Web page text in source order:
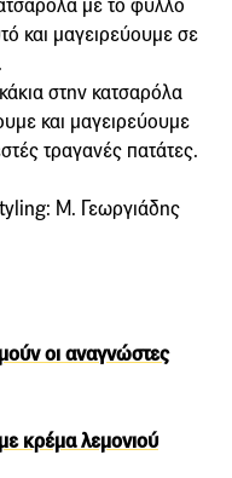
και μαγειρεύουμε σε
στην κατσαρόλα
και μαγειρεύουμε
τραγανές πατάτες.
Μ. Γεωργιάδης
οι αναγνώστες
κρέμα λεμονιού